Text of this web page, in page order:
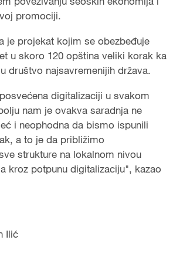
promociji.
je projekat kojim se obezbeđuje
u skoro 120 opština veliki korak ka
društvo najsavremenijih država.
digitalizaciji u svakom
nam je ovakva saradnja ne
i neophodna da bismo ispunili
a to je da približimo
strukture na lokalnom nivou
kroz potpunu digitalizaciju", kazao
Ilić